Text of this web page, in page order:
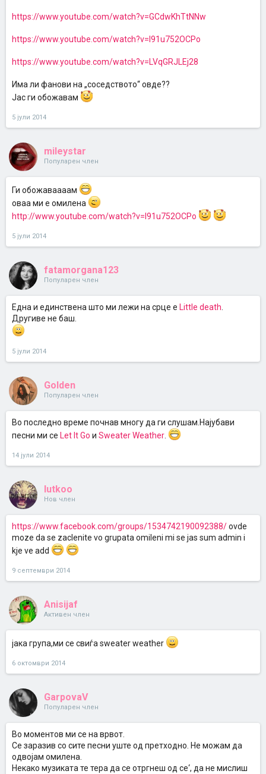
https://www.youtube.com/watch?v=GCdwKhTtNNw
https://www.youtube.com/watch?v=l91u752OCPo
https://www.youtube.com/watch?v=LVqGRJLEj28
Има ли фанови на „соседството“ овде??
Јас ги обожавам
5 јули 2014
mileystar
Популарен член
Ги обожаваааам
оваа ми е омилена
http://www.youtube.com/watch?v=l91u752OCPo
5 јули 2014
fatamorgana123
Популарен член
Една и единствена што ми лежи на срце е Little death.
Другиве не баш.
5 јули 2014
Golden
Популарен член
Во последно време почнав многу да ги слушам.Најубави
песни ми се Let It Go и Sweater Weather.
14 јули 2014
lutkoo
Нов член
https://www.facebook.com/groups/1534742190092388/ovde
moze da se zaclenite vo grupata omileni mi se jas sum admin i
kje ve add
9 септември 2014
Anisijaf
Активен член
јака група,ми се свиѓа sweater weather
6 октомври 2014
GarpovaV
Популарен член
Во моментов ми се на врвот.
Се заразив со сите песни уште од претходно. Не можам да
одвојам омилена.
Некако музиката те тера да се отргнеш од се‘, да не мислиш